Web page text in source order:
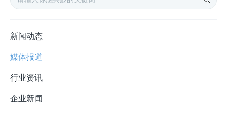
新闻动态
媒体报道
行业资讯
企业新闻